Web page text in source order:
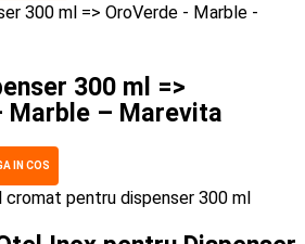
300 ml =>
Marble – Marevita
IN COS